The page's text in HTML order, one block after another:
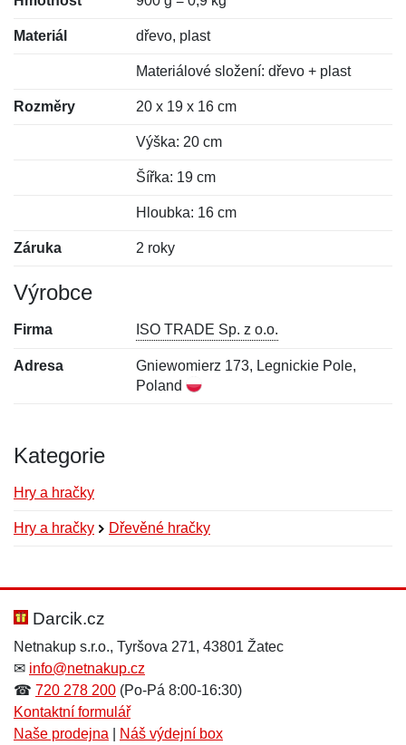
Materiál dřevo, plast
Materiálové složení: dřevo + plast
Rozměry 20 x 19 x 16 cm
Výška: 20 cm
Šířka: 19 cm
Hloubka: 16 cm
Záruka 2 roky
Výrobce
Firma ISO TRADE Sp. z o.o.
Adresa
Gniewomierz 173, Legnickie Pole,
Poland
Kategorie
Hry a hračky
Hry a hračky Dřevěné hračky
Hodnocení:
Jméno: *
Jméno:
E-mail:*
Darcik.cz
Netnakup s.r.o., Tyršova 271, 43801 Žatec
✉ info@netnakup.cz
☎ 720 278 200 (Po-Pá 8:00-16:30)
Kontaktní formulář
Naše prodejna
Náš výdejní box